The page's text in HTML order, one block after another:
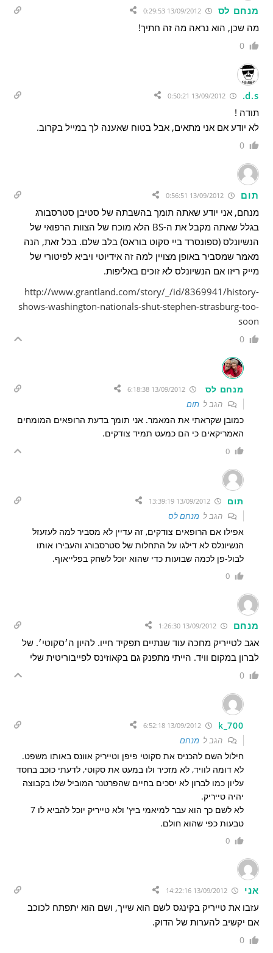
מנחם לס 13/09/2012 0:29:53
מה שכן, הוא נראה מה זה חתיך!
0
d.s.
13/09/2012 0:50:21
תודה !
לא יודע אם אני מתאים, אבל בטוח שאענה לך במייל בקרוב.
0
תום
מנחם, אני יודע שאתה תומך בהשבתה של סטיבן סטרסבורג
בגלל שאתה מקבל את ה-BS הלא מוכח של הצוות הרפואי של
הנשיונלס (ספונסרד ביי סקוט בוראס) בלב שלם. בכל זאת, הנה
מאמר שמסביר באופן מצויין למה זה אידיוטי ויביא לפיטורי של
מייק ריזו אם הנשיונלס לא זוכים באליפות.
http://www.grantland.com/story/_/id/8369941/history-
shows-washington-nationals-shut-stephen-strasburg-too-
soon
0
מנחם לס 13/09/2012 6:18:38
הגב לתום
כמובן שקראתי את המאמר. אני תומך בדעת הרופאים המומחים
האמריקאים כי הם כמעט תמיד צודקים.
0
תום
הגב למנחם לס
אפילו אם הרופאים צודקים, זה עדיין לא מסביר למה לעזעזל
הנשיונלס לא דילגו על התחלות של סטרסבורג והעבירו אותו
לבול-פן לכמה שבועות כדי שהוא יוכל לשחק בפלייאוף.
0
מנחם 13/09/2012 1:26:30
אגב לטייריק מחכה עוד שנתיים תפקיד חייו. להיון ה׳סקוטי׳. של
לברון במקום וויד. הייתי מתפנק גם בקאוזינס לפייבוריטית שלי
0
k_700
הגב למנחם
חילול השם להכניס את סקוטי פיפן וטייריק אוונס באותו משפט.
לא דומה לוויד, לא מזכיר ולו במעט את סקוטי, לדעתי כוכב בחסד
עליון כמו לברון לא יסכים בחיים שהפרטנר המוביל שלו בקבוצה
יהיה טייריק.
לא לשם כך הוא עבר למיאמי ביץ' ולא טייריק יוכל להביא לו 7
טבעות כפי שהוא חולם.
0
אני
עזבו את טייריק בקינגס לשם הוא שייך, ושם הוא יתפתח לכוכב
אם יקשיב להערות של הדוק.
0